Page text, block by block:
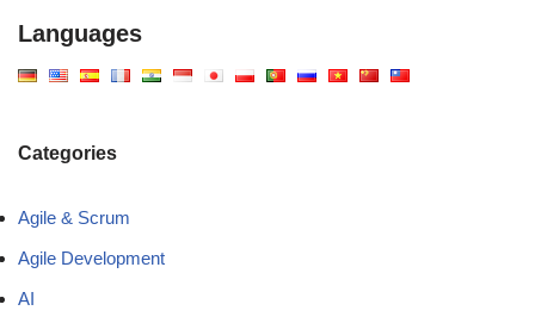
Languages
Categories
Agile & Scrum
Agile Development
AI